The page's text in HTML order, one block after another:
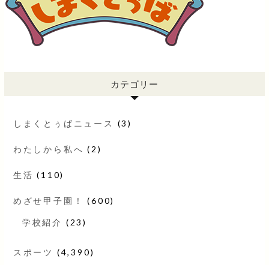
カテゴリー
しまくとぅばニュース (3)
わたしから私へ (2)
生活 (110)
めざせ甲子園！ (600)
学校紹介 (23)
スポーツ (4,390)